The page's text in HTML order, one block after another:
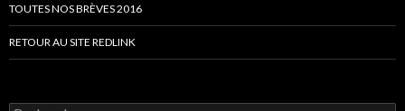
TOUTES NOS BRÈVES 2016
RETOUR AU SITE REDLINK